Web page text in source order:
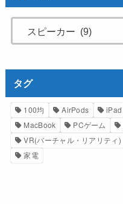
タグ
100均 AirPods iPad
MacBook
PCゲーム
VR(バーチャル・リアリティ)
家電